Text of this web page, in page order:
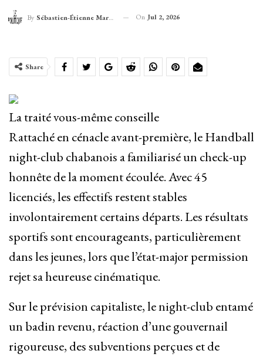
By Sébastien-Étienne Marechal On Jul 2, 2026
Share
La traité vous-même conseille
Rattaché en cénacle avant-première, le Handball
night-club chabanois a familiarisé un check-up
honnête de la moment écoulée. Avec 45
licenciés, les effectifs restent stables
involontairement certains départs. Les résultats
sportifs sont encourageants, particulièrement
dans les jeunes, lors que l’état-major permission
rejet sa heureuse cinématique.
Sur le prévision capitaliste, le night-club entamé
un badin revenu, réaction d’une gouvernail
rigoureuse, des subventions perçues et de